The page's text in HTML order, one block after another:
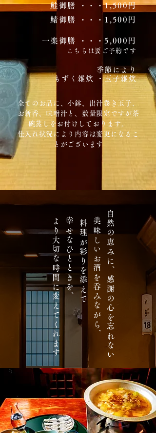
​鮭御膳 ・・・1,500円
​鯖御膳 ・・・1,500円
​一楽御膳 ・・・5,000円
こちらは要ご予約です
季節により
もずく雑炊 ・玉子雑炊
全てのお品に、小鉢、出汁巻き玉子、
お新香、味噌汁と、数量限定ですが茶
碗蒸しをお付けしております。
​仕入れ状況により内容は変更になるこ
とがございます
自然の恵みに、感謝の心を忘れない
美味しいお酒を呑みながら、
料理が彩りを添えて
幸せなひとときを、
より大切な時間に変えてくれます